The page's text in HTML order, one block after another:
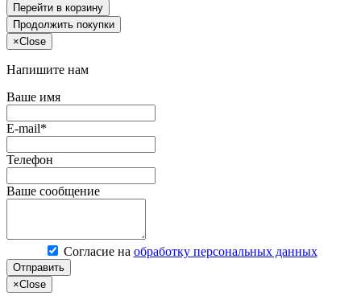
Перейти в корзину
Продолжить покупки
×Close
Напишите нам
Ваше имя
E-mail*
Телефон
Ваше сообщение
Согласие на обработку персональных данных
Отправить
×Close